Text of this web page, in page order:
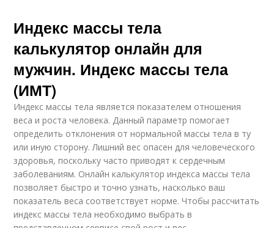
Индекс массы тела
калькулятор онлайн для
мужчин. Индекс массы тела
(ИМТ)
Индекс массы тела является показателем отношения
веса и роста человека. Данный параметр помогает
определить отклонения от нормальной массы тела в ту
или иную сторону. Лишний вес опасен для человеческого
здоровья, поскольку часто приводят к сердечным
заболеваниям. Онлайн калькулятор индекса массы тела
позволяет быстро и точно узнать, насколько ваш
показатель веса соответствует норме. Чтобы рассчитать
индекс массы тела необходимо выбрать в